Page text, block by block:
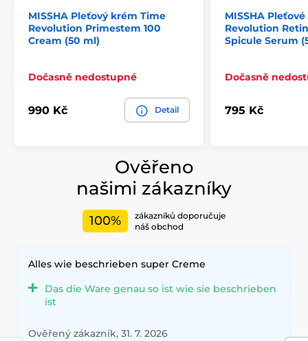
MISSHA Pleťový krém Time
Revolution Primestem 100
Cream (50 ml)
Dočasně nedostupné
990 Kč Detail
MISSHA
Revolution
Spicule Serum
Dočasně
795 Kč
Ověřeno
našimi zákazníky
100%
zákazníků doporučuje
náš obchod
Alles wie beschrieben super Creme
Das die Ware genau so ist wie sie beschrieben
ist
Ověřený zákazník, 31. 7. 2026